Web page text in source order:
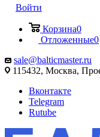
Войти
Корзина0
Отложенные0
sale@balticmaster.ru
115432, Москва,
Вконтакте
Telegram
Rutube